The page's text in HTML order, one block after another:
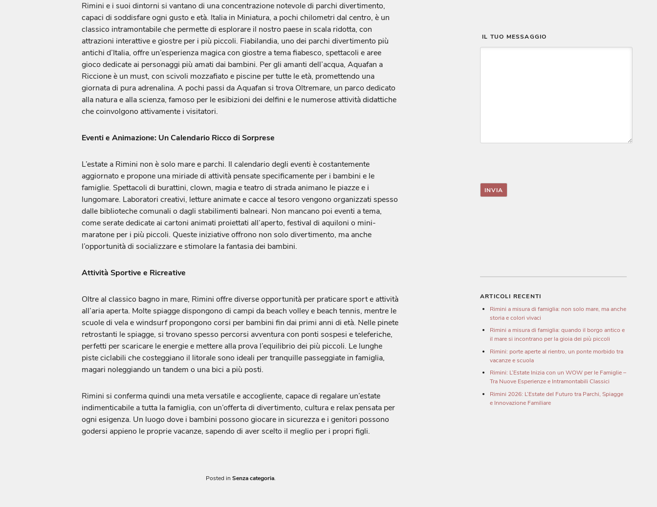
Rimini e i suoi dintorni si vantano di una concentrazione notevole di parchi divertimento,
capaci di soddisfare ogni gusto e età. Italia in Miniatura, a pochi chilometri dal centro, è un
classico intramontabile che permette di esplorare il nostro paese in scala ridotta, con
attrazioni interattive e giostre per i più piccoli. Fiabilandia, uno dei parchi divertimento più
antichi d’Italia, offre un’esperienza magica con giostre a tema fiabesco, spettacoli e aree
gioco dedicate ai personaggi più amati dai bambini. Per gli amanti dell’acqua, Aquafan a
Riccione è un must, con scivoli mozzafiato e piscine per tutte le età, promettendo una
giornata di pura adrenalina. A pochi passi da Aquafan si trova Oltremare, un parco dedicato
alla natura e alla scienza, famoso per le esibizioni dei delfini e le numerose attività didattiche
che coinvolgono attivamente i visitatori.
Eventi e Animazione: Un Calendario Ricco di Sorprese
L’estate a Rimini non è solo mare e parchi. Il calendario degli eventi è costantemente
aggiornato e propone una miriade di attività pensate specificamente per i bambini e le
famiglie. Spettacoli di burattini, clown, magia e teatro di strada animano le piazze e i
lungomare. Laboratori creativi, letture animate e cacce al tesoro vengono organizzati spesso
dalle biblioteche comunali o dagli stabilimenti balneari. Non mancano poi eventi a tema,
come serate dedicate ai cartoni animati proiettati all’aperto, festival di aquiloni o mini-
maratone per i più piccoli. Queste iniziative offrono non solo divertimento, ma anche
l’opportunità di socializzare e stimolare la fantasia dei bambini.
Attività Sportive e Ricreative
Oltre al classico bagno in mare, Rimini offre diverse opportunità per praticare sport e attività
all’aria aperta. Molte spiagge dispongono di campi da beach volley e beach tennis, mentre le
scuole di vela e windsurf propongono corsi per bambini fin dai primi anni di età. Nelle pinete
retrostanti le spiagge, si trovano spesso percorsi avventura con ponti sospesi e teleferiche,
perfetti per scaricare le energie e mettere alla prova l’equilibrio dei più piccoli. Le lunghe
piste ciclabili che costeggiano il litorale sono ideali per tranquille passeggiate in famiglia,
magari noleggiando un tandem o una bici a più posti.
Rimini si conferma quindi una meta versatile e accogliente, capace di regalare un’estate
indimenticabile a tutta la famiglia, con un’offerta di divertimento, cultura e relax pensata per
ogni esigenza. Un luogo dove i bambini possono giocare in sicurezza e i genitori possono
godersi appieno le proprie vacanze, sapendo di aver scelto il meglio per i propri figli.
Posted in Senza categoria.
IL TUO MESSAGGIO
ARTICOLI RECENTI
Rimini a misura di famiglia: non solo mare, ma anche
storia e colori vivaci
Rimini a misura di famiglia: quando il borgo antico e
il mare si incontrano per la gioia dei più piccoli
Rimini: porte aperte al rientro, un ponte morbido tra
vacanze e scuola
Rimini: L’Estate Inizia con un WOW per le Famiglie –
Tra Nuove Esperienze e Intramontabili Classici
Rimini 2026: L’Estate del Futuro tra Parchi, Spiagge
e Innovazione Familiare